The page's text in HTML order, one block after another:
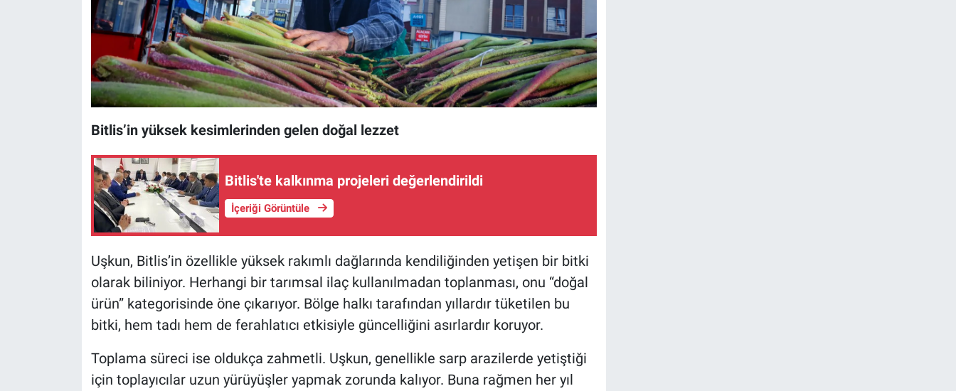
Bitlis’in yüksek kesimlerinden gelen doğal lezzet
Bitlis'te kalkınma projeleri değerlendirildi
İçeriği Görüntüle
Uşkun, Bitlis’in özellikle yüksek rakımlı dağlarında kendiliğinden yetişen bir bitki
olarak biliniyor. Herhangi bir tarımsal ilaç kullanılmadan toplanması, onu “doğal
ürün” kategorisinde öne çıkarıyor. Bölge halkı tarafından yıllardır tüketilen bu
bitki, hem tadı hem de ferahlatıcı etkisiyle güncelliğini asırlardır koruyor.
Toplama süreci ise oldukça zahmetli. Uşkun, genellikle sarp arazilerde yetiştiği
için toplayıcılar uzun yürüyüşler yapmak zorunda kalıyor. Buna rağmen her yıl